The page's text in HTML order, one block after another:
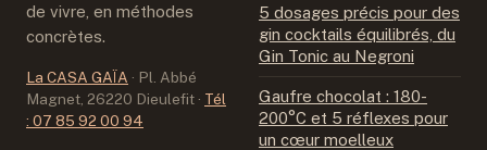
de vivre, en méthodes
concrètes.
La CASA GAÏA · Pl. Abbé
Magnet, 26220 Dieulefit · Tél
: 07 85 92 00 94
5 dosages précis pour des
gin cocktails équilibrés, du
Gin Tonic au Negroni
Gaufre chocolat : 180-
200°C et 5 réflexes pour
un cœur moelleux